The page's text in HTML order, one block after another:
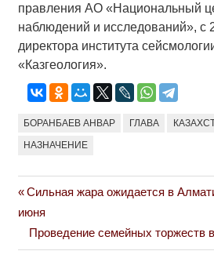
правления АО «Национальный
наблюдений и исследований», с
директора института
«Казгеология».
БОРАНБАЕВ АНВАР ГЛАВА
НАЗНАЧЕНИЕ
Навигация
по
Previous
Post:
Сильная жара ожидается в
июня
Next
Post:
Проведение семейных торжеств